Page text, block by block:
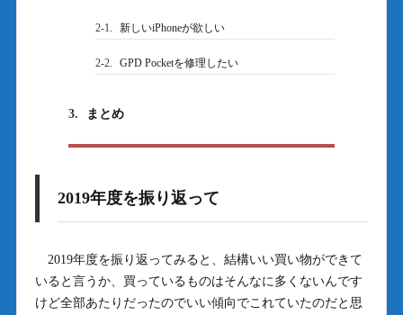
2-1. 新しいiPhoneが欲しい
2-2. GPD Pocketを修理したい
3. まとめ
2019年度を振り返って
2019年度を振り返ってみると、結構いい買い物ができて
いると言うか、買っているものはそんなに多くないんです
けど全部あたりだったのでいい傾向でこれていたのだと思